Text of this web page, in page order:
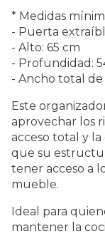
* Medidas
- Puerta
- Alto: 65 cm
- Profundidad:
- Ancho total
Este
aprovechar los
acceso total y
que su
tener acceso a
mueble.
Ideal para
mantener la